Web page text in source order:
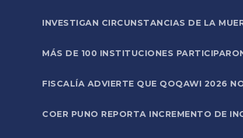
INVESTIGAN CIRCUNSTANCIAS DE LA
MÁS DE 100 INSTITUCIONES
FISCALÍA ADVIERTE QUE QOQAWI 2026
COER PUNO REPORTA INCREMENTO DE